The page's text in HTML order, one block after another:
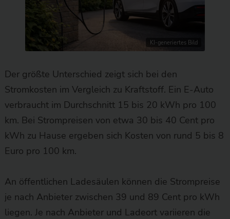
KI-generiertes Bild
Der größte Unterschied zeigt sich bei den
Stromkosten im Vergleich zu Kraftstoff. Ein E-Auto
verbraucht im Durchschnitt 15 bis 20 kWh pro 100
km. Bei Strompreisen von etwa 30 bis 40 Cent pro
kWh zu Hause ergeben sich Kosten von rund 5 bis 8
Euro pro 100 km.
An öffentlichen Ladesäulen können die Strompreise
je nach Anbieter zwischen 39 und 89 Cent pro kWh
liegen. Je nach Anbieter und Ladeort variieren die